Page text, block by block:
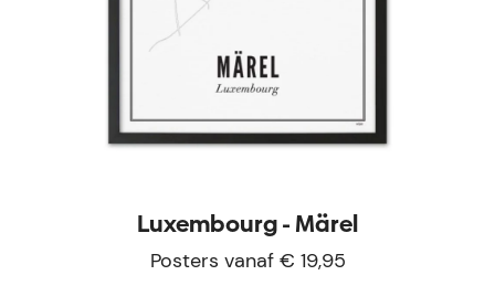
Luxembourg - Märel
Posters vanaf € 19,95